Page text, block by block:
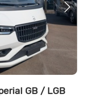
GB / LGB